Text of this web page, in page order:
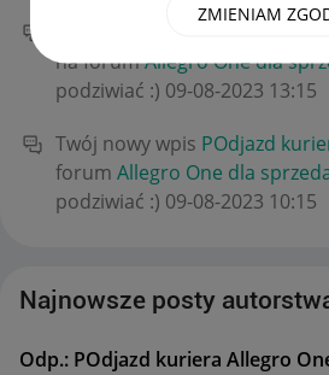
ZMIENIAM
Odp.:
na forumAllegro One dla
podziwiać :) ‎09-08-2023 13:15
Twój nowy wpis POdjazd
forum Allegro One dla
podziwiać :) ‎09-08-2023 10:15
Najnowsze posty
Odp.: POdjazd kuriera Allegro